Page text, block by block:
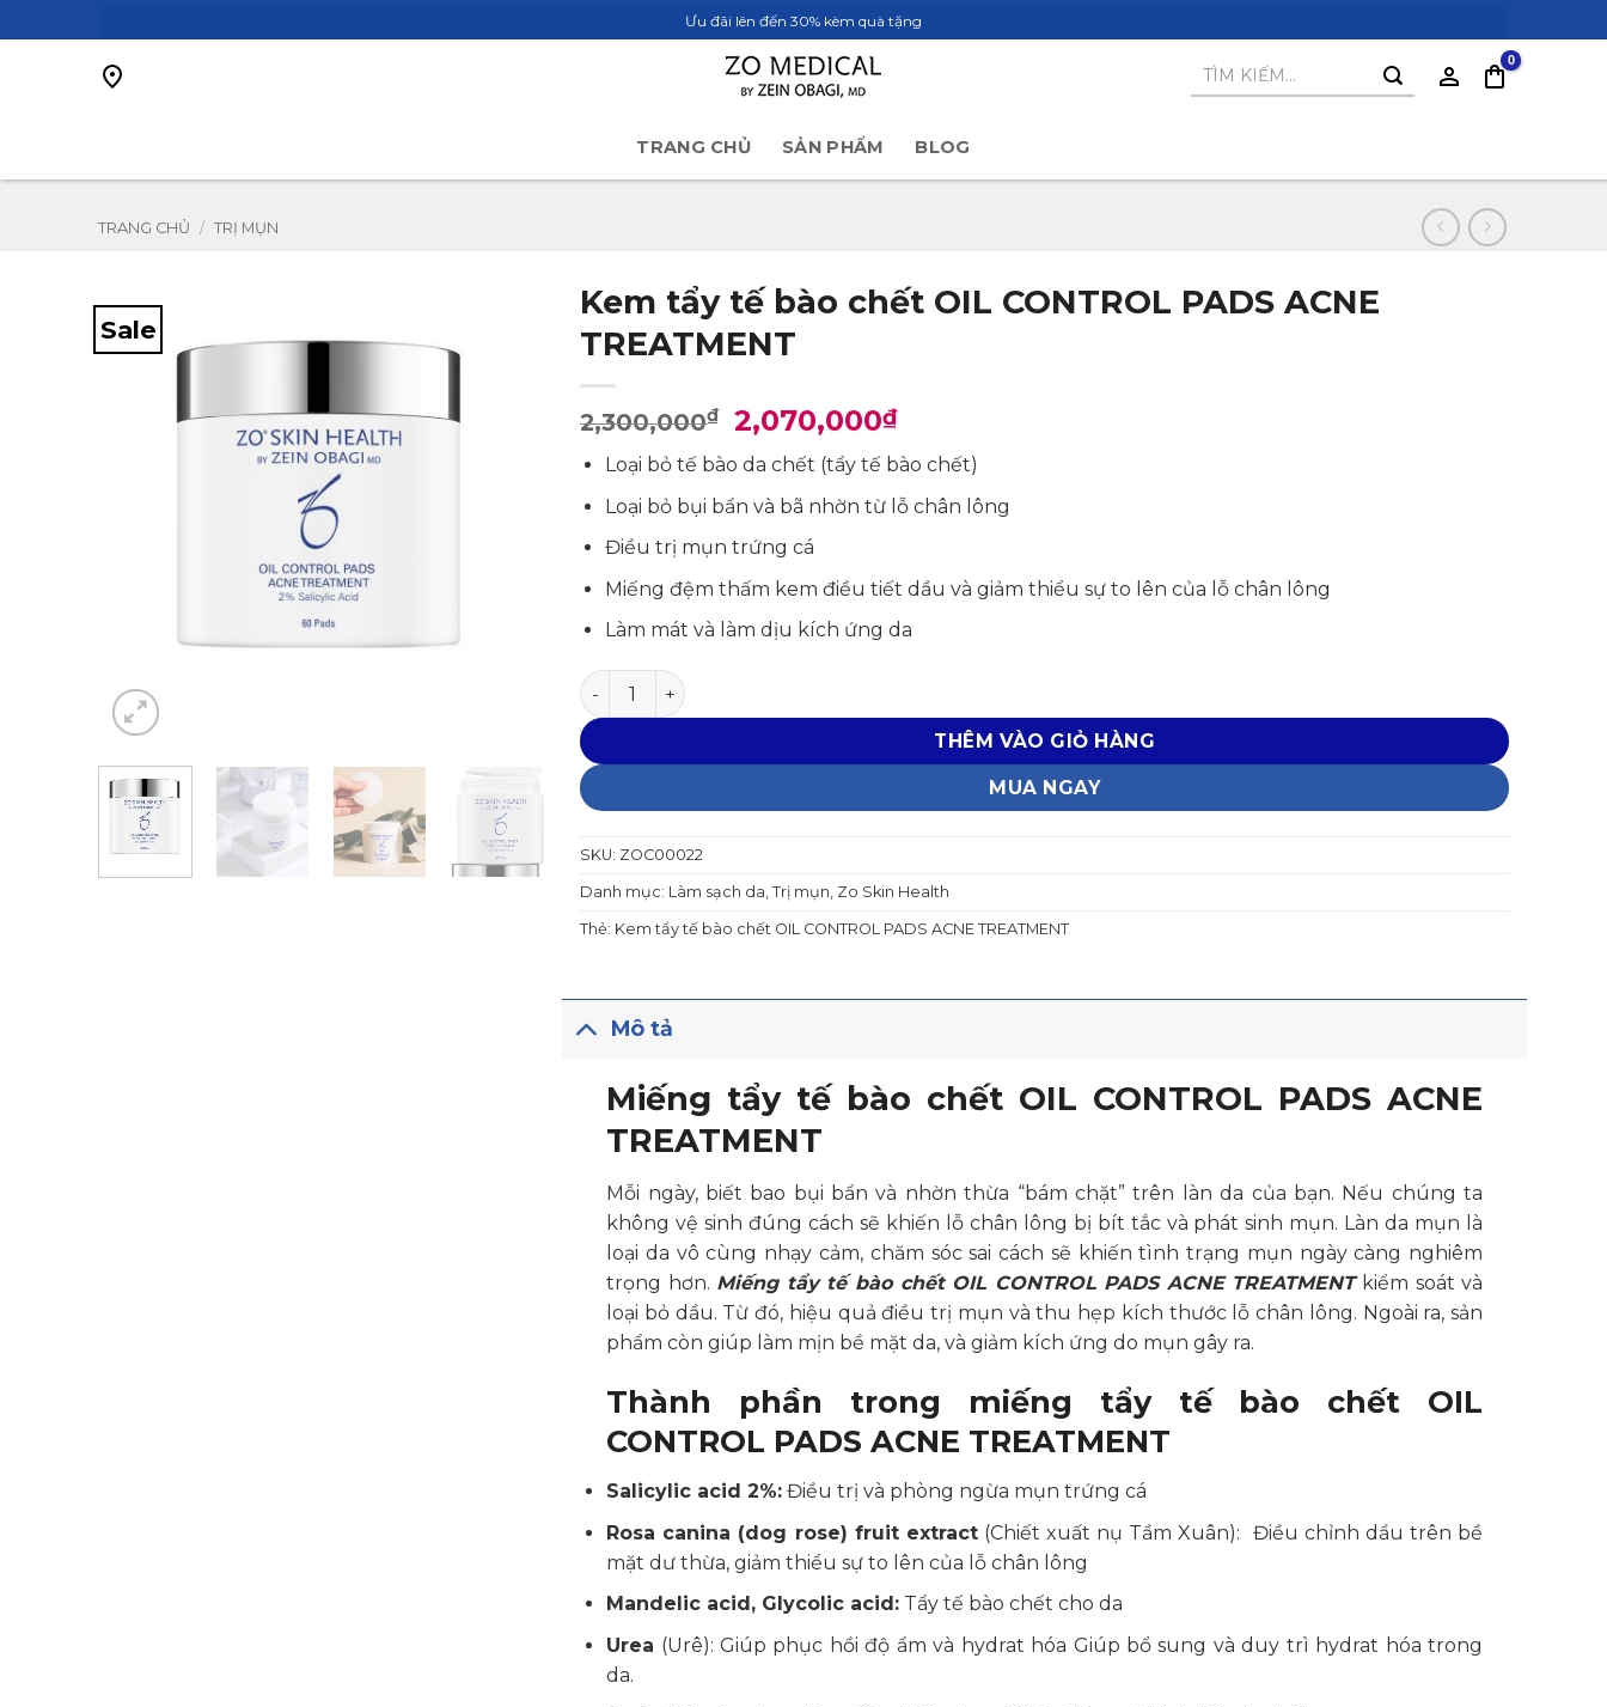
qua
Ưu đãi lên đến 30% kèm quà tặng
Tìm
TRANG CHỦ SẢN PHẨM BLOG
TRANG CHỦ / TRỊ MỤN
Sale
Kem tẩy tế bào chết OIL CONTROL PADS ACNE
TREATMENT
2,300,000₫
Giá
gốc
là:
2,300,000₫.
2,070,000₫Giá
hiện
tại
là:
Loại bỏ tế bào da chết (tẩy tế bào chết)
Loại bỏ bụi bẩn và bã nhờn từ lỗ chân lông
Điều trị mụn trứng cá
Miếng đệm thấm kem điều tiết dầu và giảm thiểu sự to lên của lỗ chân lông
Làm mát và làm dịu kích ứng da
Kem tẩy tế bào chết OIL CONTROL PADS ACNE TREATMENT số lượng
THÊM VÀO GIỎ HÀNG
MUA NGAY
SKU: ZOC00022
Danh mục: Làm sạch da,Trị mụn, Zo Skin Health
Thẻ: Kem tẩy tế bào chết OIL CONTROL PADS ACNE TREATMENT
Mô tả
Miếng tẩy tế bào chết OIL CONTROL PADS ACNE
TREATMENT
Mỗi ngày, biết bao bụi bẩn và nhờn thừa “bám chặt” trên làn da của bạn. Nếu chúng ta
không vệ sinh đúng cách sẽ khiến lỗ chân lông bị bít tắc và phát sinh mụn. Làn da mụn là
loại da vô cùng nhạy cảm, chăm sóc sai cách sẽ khiến tình trạng mụn ngày càng nghiêm
trọng hơn. Miếng tẩy tế bào chết OIL CONTROL PADS ACNE TREATMENTkiểm soát và
loại bỏ dầu. Từ đó, hiệu quả điều trị mụn và thu hẹp kích thước lỗ chân lông. Ngoài ra, sản
phẩm còn giúp làm mịn bề mặt da, và giảm kích ứng do mụn gây ra.
Thành phần trong miếng tẩy tế bào chết OIL
CONTROL PADS ACNE TREATMENT
Salicylic acid 2%: Điều trị và phòng ngừa mụn trứng cá
Rosa canina (dog rose) fruit extract(Chiết xuất nụ Tầm Xuân): Điều chỉnh dầu trên bề
mặt dư thừa, giảm thiểu sự to lên của lỗ chân lông
Mandelic acid, Glycolic acid: Tẩy tế bào chết cho da
Urea (Urê): Giúp phục hồi độ ẩm và hydrat hóa Giúp bổ sung và duy trì hydrat hóa trong
da.